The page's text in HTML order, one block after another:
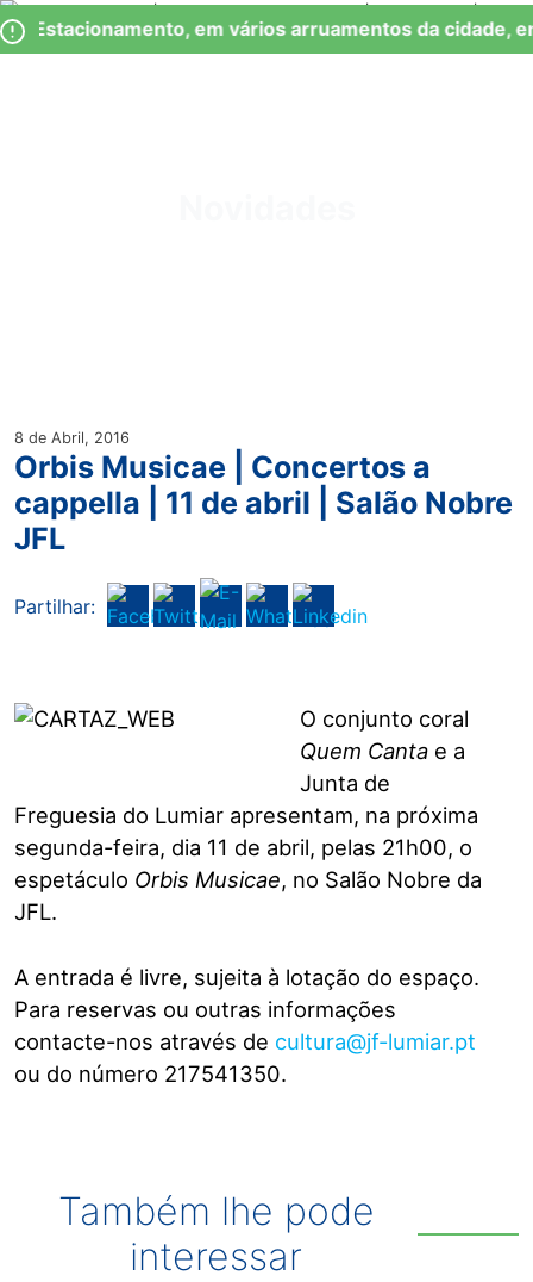
Observação:
este
Skip
to
Estacionamento, em vários arruamentos da cidade,
8 de Abril, 2016
Orbis Musicae | Concertos a
cappella | 11 de abril | Salão Nobre
JFL
Partilhar:
O conjunto coral
Quem Cantae a
Junta de
Freguesia do Lumiar apresentam, na próxima
segunda-feira, dia 11 de abril, pelas 21h00, o
espetáculo Orbis Musicae, no Salão Nobre da
JFL.
A entrada é livre, sujeita à lotação do espaço.
Para reservas ou outras informações
contacte-nos através de cultura@jf-lumiar.pt
ou do número 217541350.
Também lhe pode
interessar